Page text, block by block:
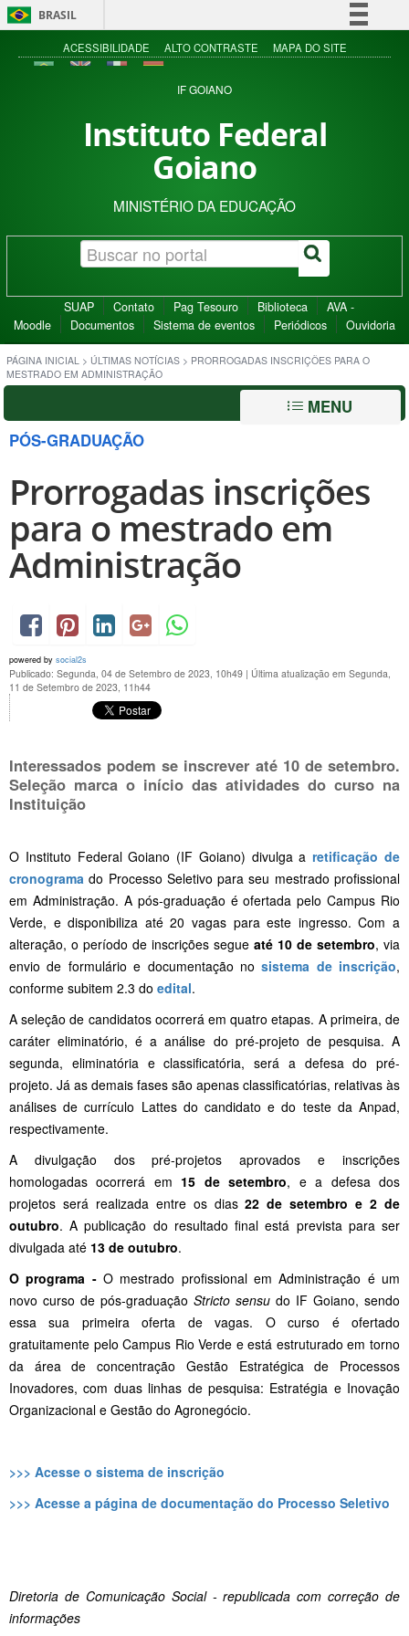
BRASIL
Simplifique!
Acesso à informação
ACESSIBILIDADE ALTO CONTRASTE MAPA DO SITE
IF GOIANO
Instituto Federal
Goiano
MINISTÉRIO DA EDUCAÇÃO
SUAP Contato Pag Tesouro Biblioteca
AVA -
Moodle
Documentos Sistema de eventos Periódicos Ouvidoria
PÁGINA INICIAL > ÚLTIMAS NOTÍCIAS > PRORROGADAS INSCRIÇÕES PARA O
MESTRADO EM ADMINISTRAÇÃO
MENU
PÓS-GRADUAÇÃO
Prorrogadas inscrições
para o mestrado em
Administração
powered by social2s
Publicado: Segunda, 04 de Setembro de 2023, 10h49 | Última atualização em Segunda,
11 de Setembro de 2023, 11h44
Interessados podem se inscrever até 10 de setembro.
Seleção marca o início das atividades do curso na
Instituição
O Instituto Federal Goiano (IF Goiano) divulga aretificação de
cronograma do Processo Seletivo para seu mestrado profissional
em Administração. A pós-graduação é ofertada pelo Campus Rio
Verde, e disponibiliza até 20 vagas para este ingresso. Com a
alteração, o período de inscrições segue até 10 de setembro, via
envio de formulário e documentação nosistema de inscrição,
conforme subitem 2.3 do edital.
A seleção de candidatos ocorrerá em quatro etapas. A primeira, de
caráter eliminatório, é a análise do pré-projeto de pesquisa. A
segunda, eliminatória e classificatória, será a defesa do pré-
projeto. Já as demais fases são apenas classificatórias, relativas às
análises de currículo Lattes do candidato e do teste da Anpad,
respectivamente.
A divulgação dos pré-projetos aprovados e inscrições
homologadas ocorrerá em 15 de setembro, e a defesa dos
projetos será realizada entre os dias22 de setembro e 2 de
outubro. A publicação do resultado final está prevista para ser
divulgada até 13 de outubro.
O programa -O mestrado profissional em Administração é um
novo curso de pós-graduação Stricto sensu do IF Goiano, sendo
essa sua primeira oferta de vagas. O curso é ofertado
gratuitamente pelo Campus Rio Verde e está estruturado em torno
da área de concentração Gestão Estratégica de Processos
Inovadores, com duas linhas de pesquisa: Estratégia e Inovação
Organizacional e Gestão do Agronegócio.
>>> Acesse o sistema de inscrição
>>> Acesse a página de documentação do Processo Seletivo
Diretoria de Comunicação Social - republicada com correção de
informações